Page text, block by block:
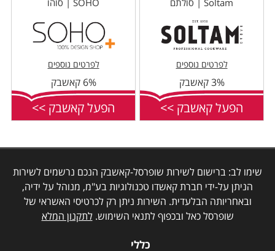
Soltam | סולתם
לפרטים נוספים
3% קאשבק
הפעל קאשבק >>
SOHO | סוהו
לפרטים נוספים
6% קאשבק
הפעל קאשבק >>
שימו לב: ברישום לשירות שופרסל-קאשבק הנכם נרשמים לשירות
הניתן על-ידי חברת קאשדו טכנולוגיות בע"מ, מנוהל על ידיה,
ובאחריותה הבלעדית. השירות ניתן רק לכרטיסי האשראי של
שופרסל כאל ובכפוף לתנאי השימוש.לתקנון המלא
כללי